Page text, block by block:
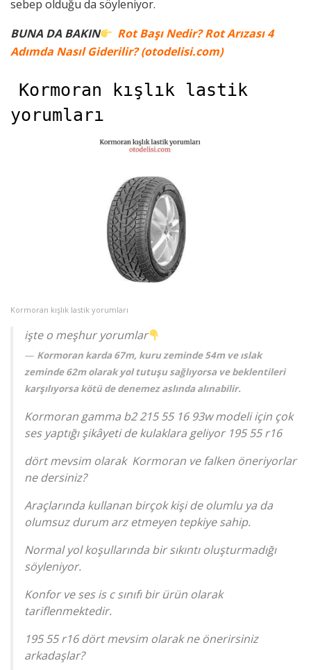
sebep olduğu da söyleniyor.
BUNA DA BAKIN
Rot Başı Nedir? Rot Arızası 4
Adımda Nasıl Giderilir? (otodelisi.com)
Kormoran kışlık lastik
yorumları
Kormoran kışlık lastik yorumları
işte o meşhur yorumlar
Kormoran karda 67m, kuru zeminde 54m ve ıslak
zeminde 62m olarak yol tutuşu sağlıyorsa ve beklentileri
karşılıyorsa kötü de denemez aslında alınabilir.
Kormoran gamma b2 215 55 16 93w modeli için çok
ses yaptığı şikâyeti de kulaklara geliyor 195 55 r16
dört mevsim olarak Kormoran ve falken öneriyorlar
ne dersiniz?
Araçlarında kullanan birçok kişi de olumlu ya da
olumsuz durum arz etmeyen tepkiye sahip.
Normal yol koşullarında bir sıkıntı oluşturmadığı
söyleniyor.
Konfor ve ses is c sınıfı bir ürün olarak
tariflenmektedir.
195 55 r16 dört mevsim olarak ne önerirsiniz
arkadaşlar?